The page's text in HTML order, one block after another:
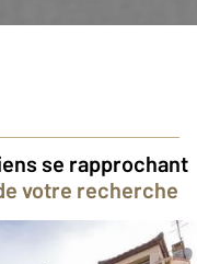
se rapprochant
votre recherche